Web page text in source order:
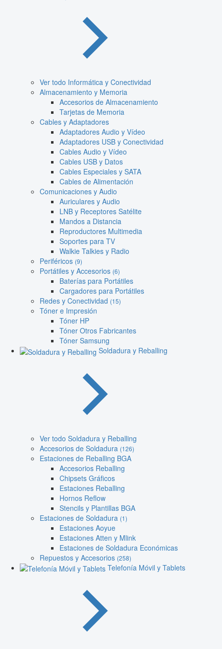
Ver todo Informática y Conectividad
Almacenamiento y Memoria
Accesorios de Almacenamiento
Tarjetas de Memoria
Cables y Adaptadores
Adaptadores Audio y Vídeo
Adaptadores USB y Conectividad
Cables Audio y Vídeo
Cables USB y Datos
Cables Especiales y SATA
Cables de Alimentación
Comunicaciones y Audio
Auriculares y Audio
LNB y Receptores Satélite
Mandos a Distancia
Reproductores Multimedia
Soportes para TV
Walkie Talkies y Radio
Periféricos (9)
Portátiles y Accesorios (6)
Baterías para Portátiles
Cargadores para Portátiles
Redes y Conectividad (15)
Tóner e Impresión
Tóner HP
Tóner Otros Fabricantes
Tóner Samsung
Soldadura y Reballing
Ver todo Soldadura y Reballing
Accesorios de Soldadura (126)
Estaciones de Reballing BGA
Accesorios Reballing
Chipsets Gráficos
Estaciones Reballing
Hornos Reflow
Stencils y Plantillas BGA
Estaciones de Soldadura (1)
Estaciones Aoyue
Estaciones Atten y Mlink
Estaciones de Soldadura Económicas
Repuestos y Accesorios (258)
Telefonía Móvil y Tablets